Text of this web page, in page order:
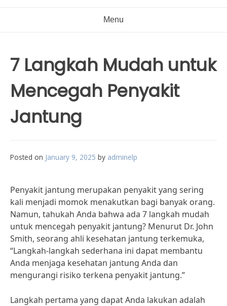
Menu
7 Langkah Mudah untuk
Mencegah Penyakit
Jantung
Posted on January 9, 2025 by adminelp
Penyakit jantung merupakan penyakit yang sering
kali menjadi momok menakutkan bagi banyak orang.
Namun, tahukah Anda bahwa ada 7 langkah mudah
untuk mencegah penyakit jantung? Menurut Dr. John
Smith, seorang ahli kesehatan jantung terkemuka,
“Langkah-langkah sederhana ini dapat membantu
Anda menjaga kesehatan jantung Anda dan
mengurangi risiko terkena penyakit jantung.”
Langkah pertama yang dapat Anda lakukan adalah